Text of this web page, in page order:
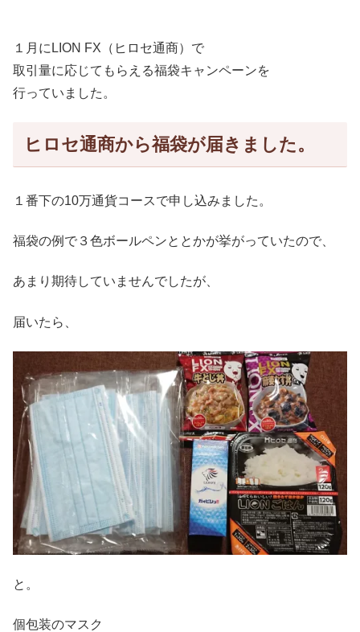
１月にLION FX（ヒロセ通商）で
取引量に応じてもらえる福袋キャンペーンを
行っていました。
ヒロセ通商から福袋が届きました。
１番下の10万通貨コースで申し込みました。
福袋の例で３色ボールペンととかが挙がっていたので、
あまり期待していませんでしたが、
届いたら、
と。
個包装のマスク